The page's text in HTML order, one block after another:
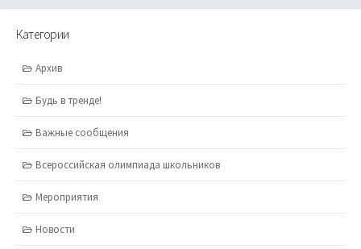
Категории
Архив
Будь в тренде!
Важные сообщения
Всероссийская олимпиада школьников
Мероприятия
Новости